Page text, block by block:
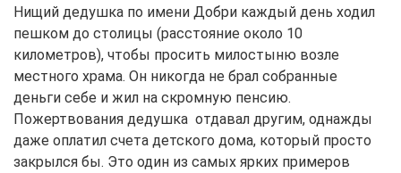
Нищий дедушка по имени Добри каждый день ходил
пешком до столицы (расстояние около 10
километров), чтобы просить милостыню возле
местного храма. Он никогда не брал собранные
деньги себе и жил на скромную пенсию.
Пожертвования дедушка отдавал другим, однажды
даже оплатил счета детского дома, который просто
закрылся бы. Это один из самых ярких примеров